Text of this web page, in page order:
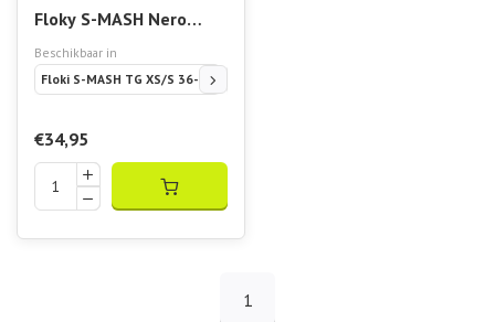
Floky S-MASH Nero
Compressiesok
Beschikbaar in
Floki S-MASH TG XS/S 36-39
€34,95
1